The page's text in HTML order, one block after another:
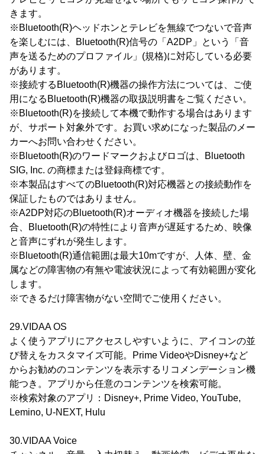
きます。
※Bluetooth(R)ヘッドホンとテレビを無線でつないで音声
を楽しむには、Bluetooth(R)信号の「A2DP」という「音
声を送るためのプロファイル」(規格)に対応している必要
があります。
※接続するBluetooth(R)機器の操作方法については、ご使
用になるBluetooth(R)機器の取扱説明書をご覧ください。
※Bluetooth(R)を接続して本機で動作する場合はあります
が、サポート対象外です。お買い求めになった製品のメー
カーへお問い合わせください。
※Bluetooth(R)のワードマークおよびロゴは、Bluetooth
SIG, Inc. の商標または登録商標です。
※本製品はすべてのBluetooth(R)対応機器との接続動作を
保証したものではありません。
※A2DP対応のBluetooth(R)オーディオ機器を接続した場
合、Bluetooth(R)の特性により音声が遅延するため、映像
と音声にずれが発生します。
※Bluetooth(R)通信範囲は最大10mですが、人体、壁、金
属などの障害物の有無や電波状況によって有効範囲が変化
します。
※できるだけ障害物がない空間でご使用ください。
29.VIDAA OS
よく使うアプリにアクセスしやすいように、アイコンの並
び替えをカスタマイズ可能。Prime VideoやDisney+など
からお勧めのコンテンツを表示するリコメンデーション機
能つき。アプリから任意のコンテンツを検索可能。
※検索対象のアプリ：Disney+, Prime Video, YouTube,
Lemino, U-NEXT, Hulu
30.VIDAA Voice